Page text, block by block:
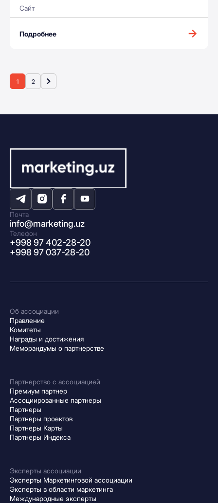
Сайт
Подробнее
1 2
Почта
info@marketing.uz
Телефон
+998 97 402-28-20
+998 97 037-28-20
Об ассоциации
Правление
Комитеты
Награды и достижения
Меморандумы о партнерстве
Партнерство с ассоциацией
Премиум партнер
Ассоциированные партнеры
Партнеры
Партнеры проектов
Партнеры Карты
Партнеры Индекса
Эксперты ассоциации
Эксперты Маркетинговой ассоциации
Эксперты в области маркетинга
Международные эксперты